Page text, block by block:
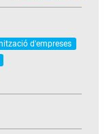
d'empreses